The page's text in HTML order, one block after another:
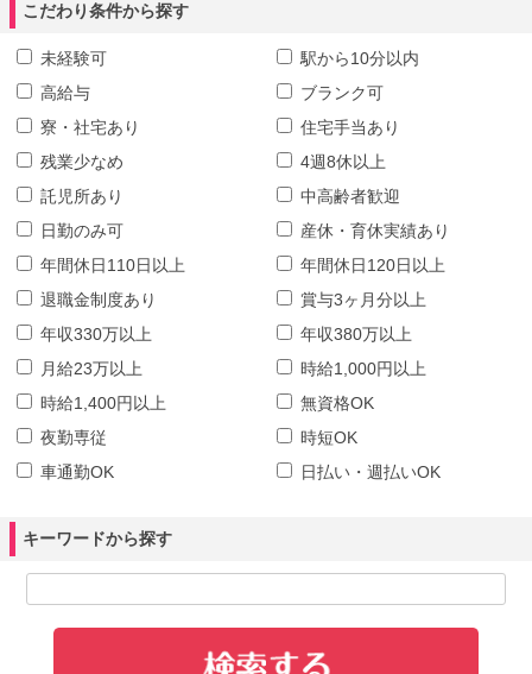
こだわり条件から探す
未経験可
駅から10分以内
高給与
ブランク可
寮・社宅あり
住宅手当あり
残業少なめ
4週8休以上
託児所あり
中高齢者歓迎
日勤のみ可
産休・育休実績あり
年間休日110日以上
年間休日120日以上
退職金制度あり
賞与3ヶ月分以上
年収330万以上
年収380万以上
月給23万以上
時給1,000円以上
時給1,400円以上
無資格OK
夜勤専従
時短OK
車通勤OK
日払い・週払いOK
キーワードから探す